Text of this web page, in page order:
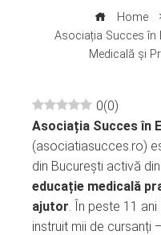
Home
Asociația Succes în
Medicală și
0(0)
Asociația Succes în
(asociatiasucces.ro)
din București activă din
educație medicală
ajutor. În peste 11
instruit mii de cursanți